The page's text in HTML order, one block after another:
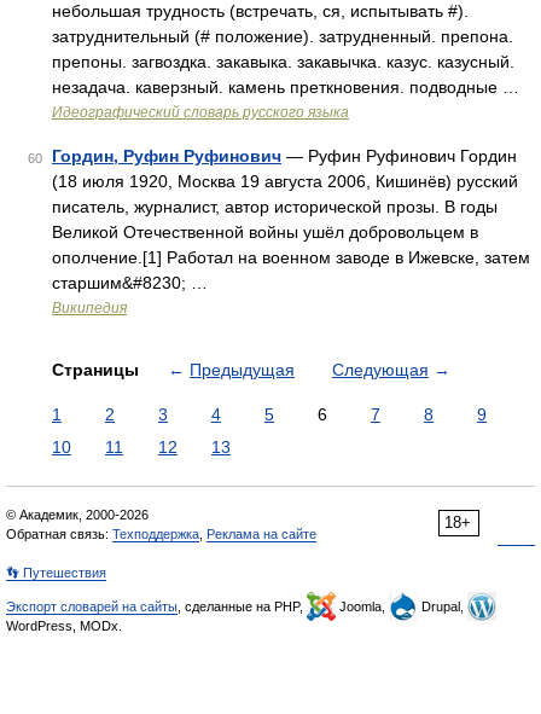
небольшая трудность (встречать, ся, испытывать #).
затруднительный (# положение). затрудненный. препона.
препоны. загвоздка. закавыка. закавычка. казус. казусный.
незадача. каверзный. камень преткновения. подводные …
Идеографический словарь русского языка
60 Гордин, Руфин Руфинович — Руфин Руфинович Гордин
(18 июля 1920, Москва 19 августа 2006, Кишинёв) русский
писатель, журналист, автор исторической прозы. В годы
Великой Отечественной войны ушёл добровольцем в
ополчение.[1] Работал на военном заводе в Ижевске, затем
старшим&#8230; …
Википедия
Страницы ← Предыдущая Следующая →
1 2 3 4 5 6 7 8
9
10
11 12 13
18+
© Академик, 2000-2026
Обратная связь: Техподдержка Реклама на сайте
👣 Путешествия
Экспорт словарей на сайты , сделанные на PHP, Joomla,
Drupal,
WordPress, MODx.